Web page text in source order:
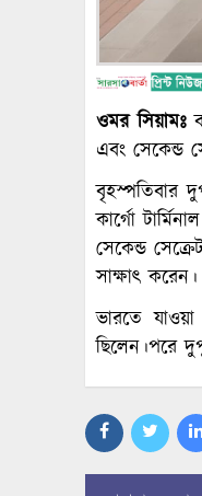
ওমর সিয়ামঃ
এবং সেকেন্ড
বৃহস্পতিবার
কার্গো
সেকেন্ড
সাক্ষাৎ করেন।
ভারতে
ছিলেন।পরে